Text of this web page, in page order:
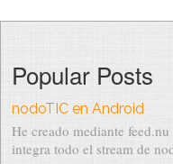
Popular Posts
nodoTIC en Android
He creado mediante
integra todo el stream de